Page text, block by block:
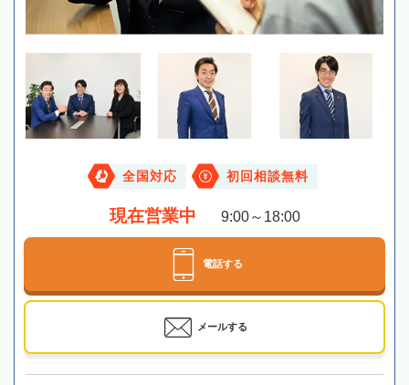
全国対応 初回相談無料
現在営業中 9:00～18:00
電話する
メールする